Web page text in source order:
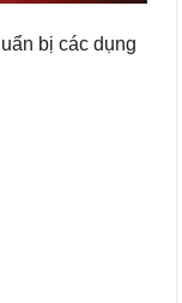
bị các dụng